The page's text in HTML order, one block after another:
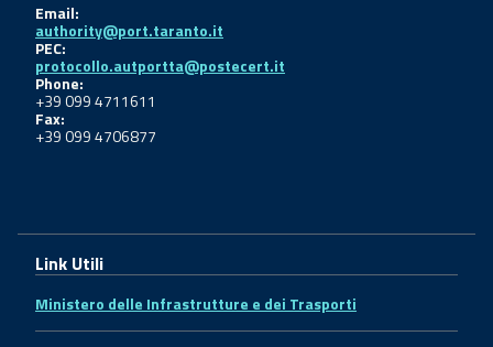
Email:
authority@port.taranto.it
PEC:
protocollo.autportta@postecert.it
Phone:
+39 099 4711611
Fax:
+39 099 4706877
Link Utili
Ministero delle Infrastrutture e dei Trasporti